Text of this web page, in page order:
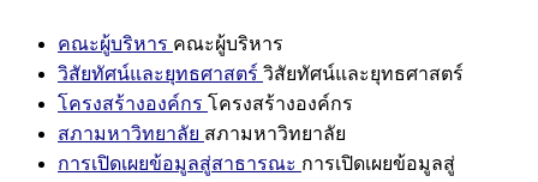
คณะผู้บริหาร คณะผู้บริหาร
วิสัยทัศน์และยุทธศาสตร์ วิสัยทัศน์และยุทธศาสตร์
โครงสร้างองค์กร โครงสร้างองค์กร
สภามหาวิทยาลัย สภามหาวิทยาลัย
การเปิดเผยข้อมูลสู่สาธารณะ การเปิดเผยข้อมูลสู่